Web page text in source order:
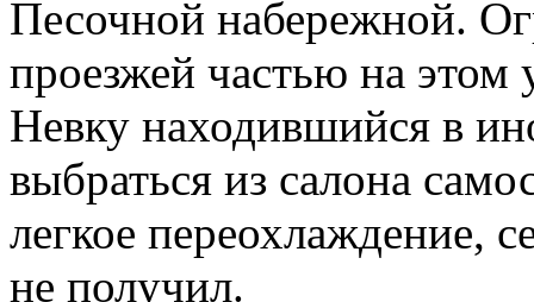
Песочной набережной.
проезжей частью на этом
Невку находившийся в
выбраться из салона
легкое переохлаждение,
не получил.